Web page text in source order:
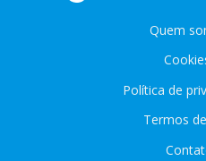
Quem
Política de
Termos